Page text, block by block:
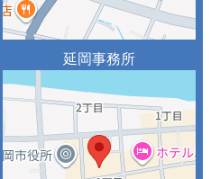
延岡事務所